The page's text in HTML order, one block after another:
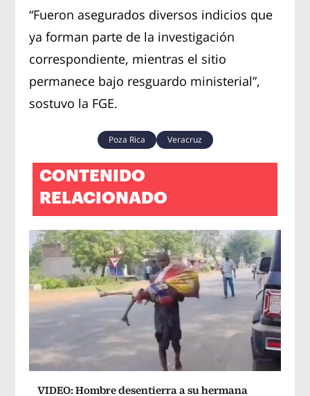
“Fueron asegurados diversos indicios que
ya forman parte de la investigación
correspondiente, mientras el sitio
permanece bajo resguardo ministerial”,
sostuvo la FGE.
Poza Rica Veracruz
CONTENIDO
RELACIONADO
VIDEO: Hombre desentierra a su hermana